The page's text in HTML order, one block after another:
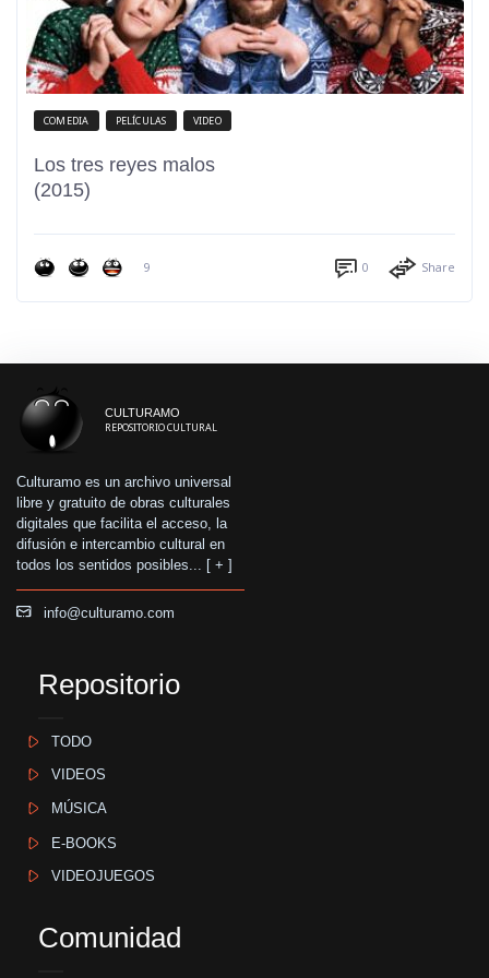
COMEDIA PELÍCULAS VIDEO
Los tres reyes malos
(2015)
9 0 Share
CULTURAMO
REPOSITORIO CULTURAL
Culturamo es un archivo universal
libre y gratuito de obras culturales
digitales que facilita el acceso, la
difusión e intercambio cultural en
todos los sentidos posibles... [ + ]
info@culturamo.com
Repositorio
TODO
VIDEOS
MÚSICA
E-BOOKS
VIDEOJUEGOS
Comunidad